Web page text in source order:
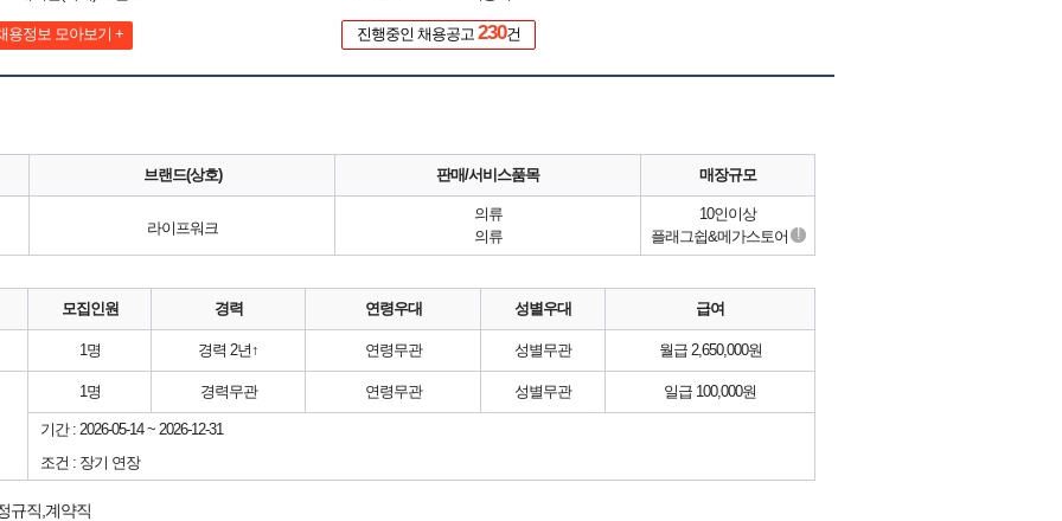
용정보 모아보기 + 진행중인 채용공고 230건
브랜드(상호) 판매/서비스품목 매장규모
라이프워크
의류
의류
10인이상
플래그쉽&메가스토어 !
모집인원 경력 연령우대 성별우대 급여
1명 경력 2년↑ 연령무관 성별무관 월급 2,650,000원
1명 경력무관 연령무관 성별무관 일급 100,000원
기간 : 2026-05-14 ~ 2026-12-31
조건 : 장기 연장
규직,계약직